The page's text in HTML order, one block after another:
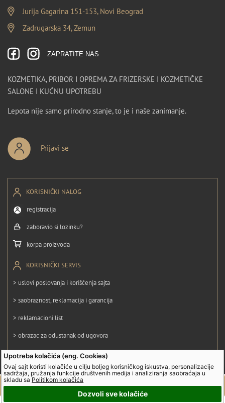
Upotreba kolačića (eng. Cookies)
Ovaj sajt koristi kolačiće u cilju boljeg korisničkog iskustva, personalizacije
sadržaja, pružanja funkcije društvenih medija i analiziranja saobraćaja u
skladu sa Politikom kolačića
Dozvoli sve kolačiće
Jurija Gagarina 151-153, Novi Beograd
Zadrugarska 34, Zemun
ZAPRATITE NAS
KOZMETIKA, PRIBOR I OPREMA ZA FRIZERSKE I KOZMETIČKE
SALONE I KUĆNU UPOTREBU
Lepota nije samo prirodno stanje, to je i naše zanimanje.
Prijavi se
KORISNIČKI NALOG
registracija
zaboravio si lozinku?
korpa proizvoda
KORISNIČKI SERVIS
> uslovi poslovanja i korišćenja sajta
> saobraznost, reklamacija i garancija
> reklamacioni list
> obrazac za odustanak od ugovora
> politika privatnosti
> politika kolačića